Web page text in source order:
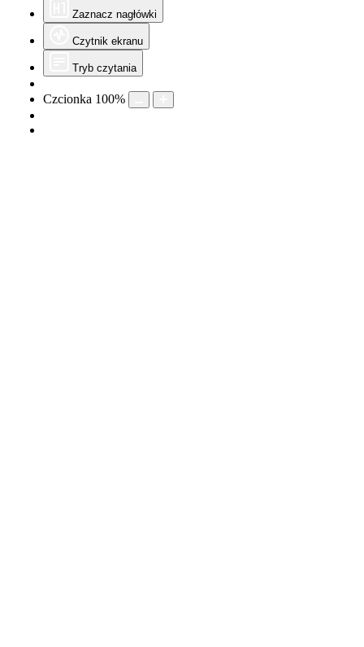
Zaznacz nagłówki
Czytnik ekranu
Tryb czytania
Czcionka 100%